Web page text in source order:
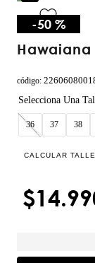
-50 %
código:
36 37 38
CALCULAR TALLE
$14.